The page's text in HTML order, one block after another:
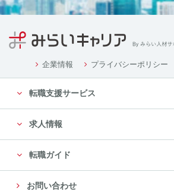
企業情報 プライバシーポリシー
転職支援サービス
求人情報
転職ガイド
お問い合わせ